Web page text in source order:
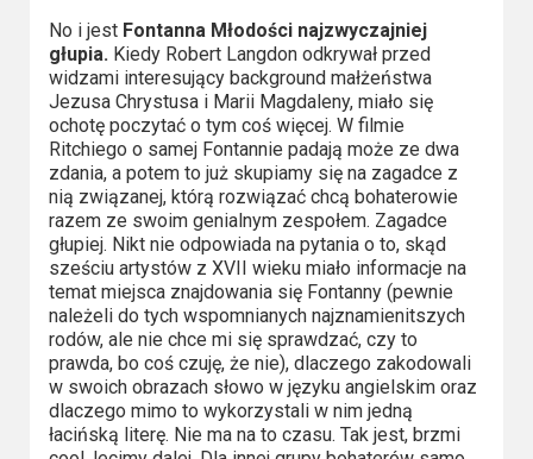
No i jest Fontanna Młodości najzwyczajniej
głupia. Kiedy Robert Langdon odkrywał przed
widzami interesujący background małżeństwa
Jezusa Chrystusa i Marii Magdaleny, miało się
ochotę poczytać o tym coś więcej. W filmie
Ritchiego o samej Fontannie padają może ze dwa
zdania, a potem to już skupiamy się na zagadce z
nią związanej, którą rozwiązać chcą bohaterowie
razem ze swoim genialnym zespołem. Zagadce
głupiej. Nikt nie odpowiada na pytania o to, skąd
sześciu artystów z XVII wieku miało informacje na
temat miejsca znajdowania się Fontanny (pewnie
należeli do tych wspomnianych najznamienitszych
rodów, ale nie chce mi się sprawdzać, czy to
prawda, bo coś czuję, że nie), dlaczego zakodowali
w swoich obrazach słowo w języku angielskim oraz
dlaczego mimo to wykorzystali w nim jedną
łacińską literę. Nie ma na to czasu. Tak jest, brzmi